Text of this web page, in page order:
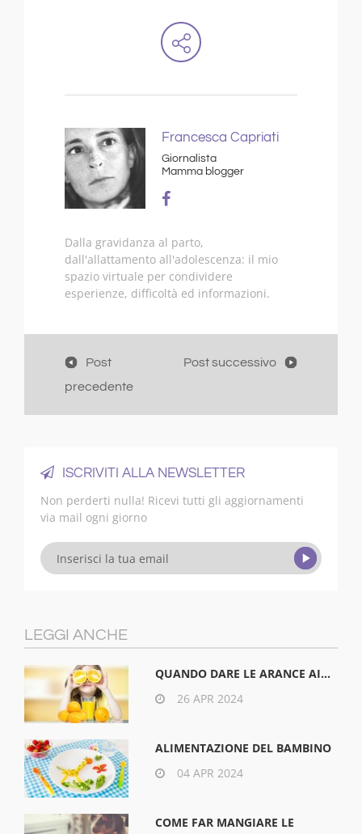
Francesca Capriati
Giornalista
Mamma blogger
Dalla gravidanza al parto,
dall'allattamento all'adolescenza: il mio
spazio virtuale per condividere
esperienze, difficoltà ed informazioni.
Post
precedente
Post successivo
ISCRIVITI ALLA NEWSLETTER
Non perderti nulla! Ricevi tutti gli aggiornamenti
via mail ogni giorno
LEGGI ANCHE
QUANDO DARE LE ARANCE AI...
26 APR 2024
ALIMENTAZIONE DEL BAMBINO
04 APR 2024
COME FAR MANGIARE LE